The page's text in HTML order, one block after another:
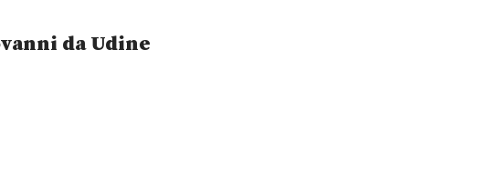
da Udine